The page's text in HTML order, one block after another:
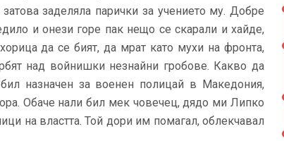
заделяла парички за учението му. Добре
и онези горе пак нещо се скарали и хайде,
да се бият, да мрат като мухи на фронта,
над войнишки незнайни гробове. Какво да
назначен за военен полицай в Македония,
Обаче нали бил мек човечец, дядо ми Липко
на властта. Той дори им помагал, облекчавал